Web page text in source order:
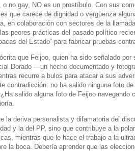
o no gay, NO es un prostíbulo. Con sus
que carece de dignidad o vergüenza
en colaboración con sectores de la
peores prácticas del pasado político
del Estado” para fabricar pruebas
que Feijoo, quien ha sido señalado por
Dorado —un hecho documentado y
recurre a bulos para atacar a sus
contradicción: no ha salido ninguna foto
salido alguna foto de Feijoo navegando
la deriva personalista y difamatoria del
y la del PP, sino que contribuye a la
mientras que le hace el trabajo a la
la boca. Debería aprender que las